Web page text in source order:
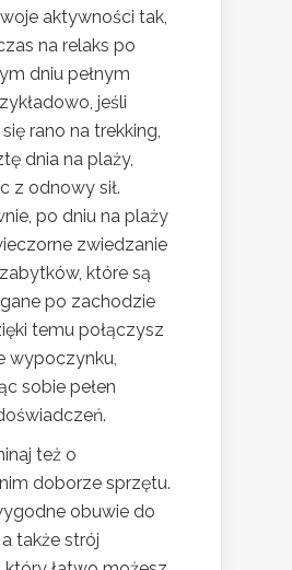
aktywności tak,
na relaks po
dniu pełnym
jeśli
rano na trekking,
dnia na plaży,
z odnowy sił.
po dniu na plaży
zwiedzanie
które są
po zachodzie
temu połączysz
wypoczynku,
sobie pełen
też o
doborze sprzętu.
obuwie do
także strój